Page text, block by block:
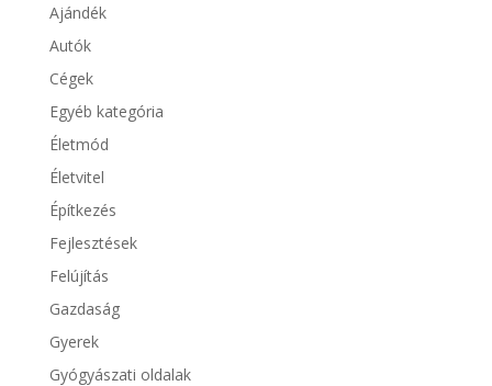
Ajándék
Autók
Cégek
Egyéb kategória
Életmód
Életvitel
Építkezés
Fejlesztések
Felújítás
Gazdaság
Gyerek
Gyógyászati oldalak